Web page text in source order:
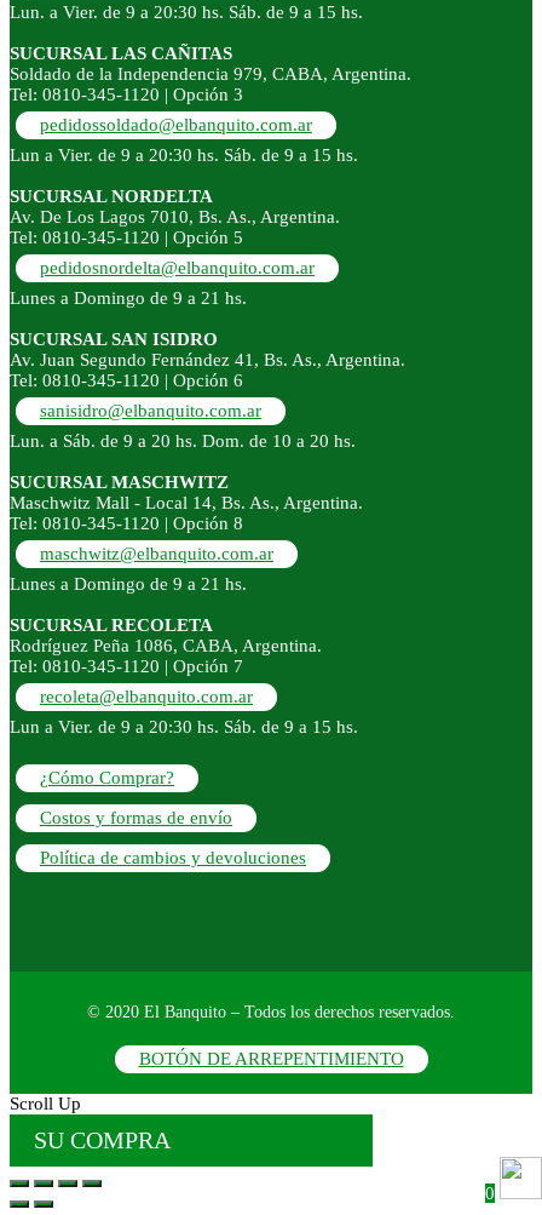
Lun. a Vier. de 9 a 20:30 hs. Sáb. de 9 a 15 hs.
SUCURSAL LAS CAÑITAS
Soldado de la Independencia 979, CABA, Argentina.
Tel: 0810-345-1120 | Opción 3
pedidossoldado@elbanquito.com.ar
Lun a Vier. de 9 a 20:30 hs. Sáb. de 9 a 15 hs.
SUCURSAL NORDELTA
Av. De Los Lagos 7010, Bs. As., Argentina.
Tel: 0810-345-1120 | Opción 5
pedidosnordelta@elbanquito.com.ar
Lunes a Domingo de 9 a 21 hs.
SUCURSAL SAN ISIDRO
Av. Juan Segundo Fernández 41, Bs. As., Argentina.
Tel: 0810-345-1120 | Opción 6
sanisidro@elbanquito.com.ar
Lun. a Sáb. de 9 a 20 hs. Dom. de 10 a 20 hs.
SUCURSAL MASCHWITZ
Maschwitz Mall - Local 14, Bs. As., Argentina.
Tel: 0810-345-1120 | Opción 8
maschwitz@elbanquito.com.ar
Lunes a Domingo de 9 a 21 hs.
SUCURSAL RECOLETA
Rodríguez Peña 1086, CABA, Argentina.
Tel: 0810-345-1120 | Opción 7
recoleta@elbanquito.com.ar
Lun a Vier. de 9 a 20:30 hs. Sáb. de 9 a 15 hs.
¿Cómo Comprar?
Costos y formas de envío
Política de cambios y devoluciones
© 2020 El Banquito – Todos los derechos reservados.
BOTÓN DE ARREPENTIMIENTO
Scroll Up
0
SU COMPRA